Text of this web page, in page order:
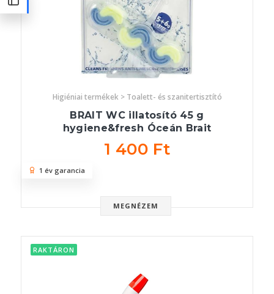
Higiéniai termékek > Toalett- és szanitertisztító
BRAIT WC illatosító 45 g
hygiene&fresh Óceán Brait
1 400 Ft
MEGNÉZEM
1 év garancia
RAKTÁRON